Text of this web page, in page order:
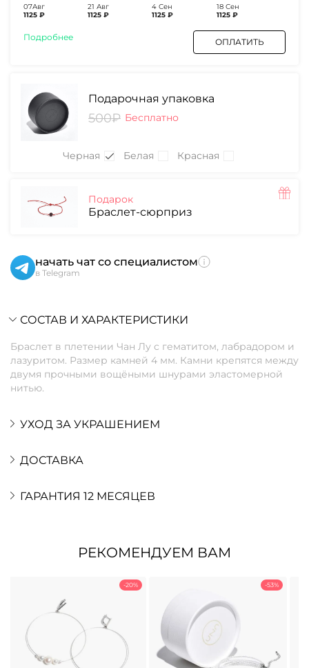
07Авг
1125 ₽
21 Авг
1125 ₽
4 Сен
1125 ₽
18 Сен
1125 ₽
Подробнее ОПЛАТИТЬ
Подарочная упаковка
500₽ Бесплатно
Черная Белая Красная
Подарок
Браслет-сюрприз
начать чат со специалистом
в Telegram
СОСТАВ И ХАРАКТЕРИСТИКИ
Браслет в плетении Чан Лу с гематитом, лабрадором и
лазуритом. Размер камней 4 мм. Камни крепятся между
двумя прочными вощёными шнурами эластомерной
нитью.
УХОД ЗА УКРАШЕНИЕМ
ДОСТАВКА
ГАРАНТИЯ 12 МЕСЯЦЕВ
РЕКОМЕНДУЕМ ВАМ
-20% -53%